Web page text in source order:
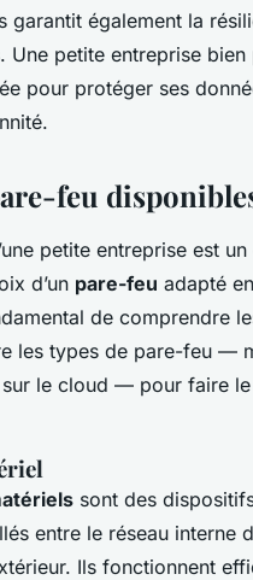
garantit également la
Une petite entreprise bien
pour protéger ses
feu
petite entreprise est un
d’un pare-feu adapté
de comprendre
les types de pare-feu —
le cloud — pour faire
sont des
entre le réseau interne
Ils fonctionnent